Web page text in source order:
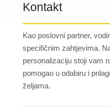
Kontakt
Kao poslovni partner,
specifičnim zahtjevima.
personalizaciju stoji vam
pomogao u odabiru i
željama.